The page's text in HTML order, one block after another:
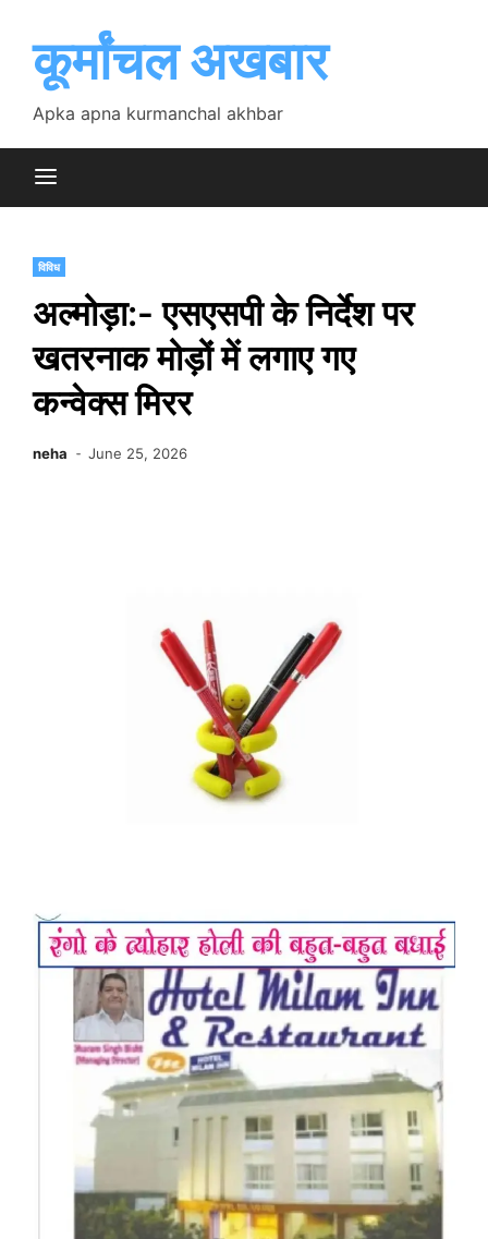
contentकूर्मांचल अखबार
Apka apna kurmanchal akhbar
विविध
अल्मोड़ा:- एसएसपी के निर्देश पर
खतरनाक मोड़ों में लगाए गए
कन्वेक्स मिरर
neha June 25, 2026